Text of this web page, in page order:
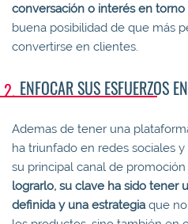
conversación o interés en torno
buena posibilidad de que más
convertirse en clientes.
ENFOCAR SUS ESFUERZOS
Ademas de tener una
ha triunfado en redes sociales
su principal canal de
lograrlo, su clave ha sido tener
definida y una estrategia que